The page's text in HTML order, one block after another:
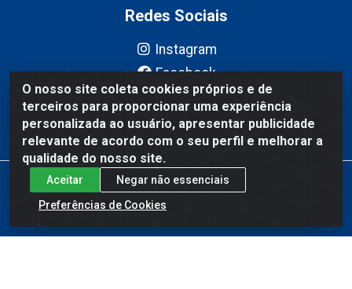
O nosso site coleta cookies próprios e de
terceiros para proporcionar uma experiência
personalizada ao usuário, apresentar publicidade
relevante de acordo com o seu perfil e melhorar a
qualidade do nosso site.
Aceitar
Negar não essenciais
Preferências de Cookies
Redes Sociais
Instagram
Facebook
YouTube
Linkedin
Gigavale Atacado - Av. Pedro Friggi, 451 - Vista Verde, São José
dos Campos/SP - CEP 12223-430 - CNPJ 08.978.600/0004-83